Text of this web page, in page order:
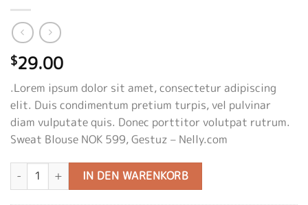
$29.00
.Lorem ipsum dolor sit amet, consectetur adipiscing
elit. Duis condimentum pretium turpis, vel pulvinar
diam vulputate quis. Donec porttitor volutpat rutrum.
Sweat Blouse NOK 599, Gestuz – Nelly.com
Sweat Blouse Gestuz MengeIN DEN WARENKORB